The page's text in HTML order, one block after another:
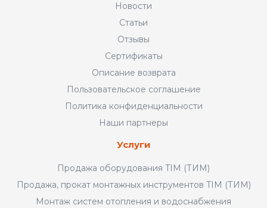
Новости
Статьи
Отзывы
Сертификаты
Описание возврата
Пользовательское соглашение
Политика конфиденциальности
Наши партнеры
Услуги
Продажа оборудования TIM (ТИМ)
Продажа, прокат монтажных инструментов TIM (ТИМ)
Монтаж систем отопления и водоснабжения